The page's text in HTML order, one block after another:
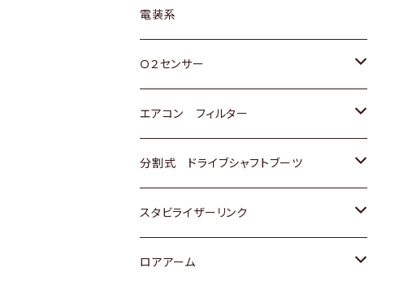
日野
三菱
スバル
マツダ
三菱
スバル
日産
ダイハツ
マツダ
三菱
スバル
スズキ
ダイハツ
三菱
スバル
トヨタ
ホンダ
スズキ
日産
いすゞ
ダイハツ
電装系
Ｏ２センサー
トヨタ
ホンダ
スズキ
日産
エアコン フィルター
トヨタ
ホンダ
スズキ
分割式 ドライブシャフトブーツ
トヨタ
ホンダ
スタビライザーリンク
トヨタ
ロアアーム